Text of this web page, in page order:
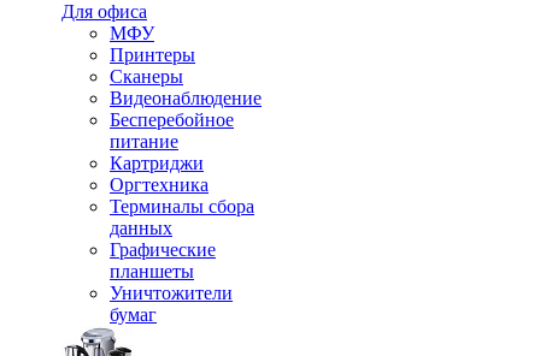
Для офиса
МФУ
Принтеры
Сканеры
Видеонаблюдение
Бесперебойное
питание
Картриджи
Оргтехника
Терминалы сбора
данных
Графические
планшеты
Уничтожители
бумаг